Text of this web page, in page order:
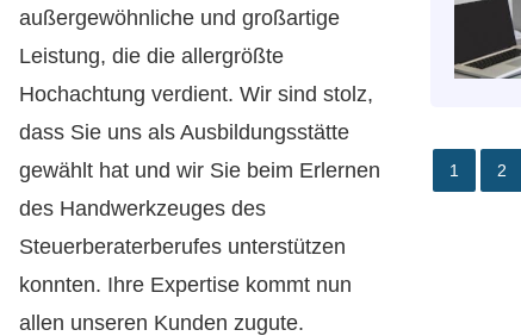
außergewöhnliche und großartige
Leistung, die die allergrößte
Hochachtung verdient. Wir sind stolz,
dass Sie uns als Ausbildungsstätte
gewählt hat und wir Sie beim Erlernen
des Handwerkzeuges des
Steuerberaterberufes unterstützen
konnten. Ihre Expertise kommt nun
allen unseren Kunden zugute.
1 2